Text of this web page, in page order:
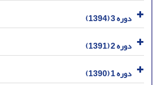
دوره 3 (1394)
دوره 2 (1391)
دوره 1 (1390)